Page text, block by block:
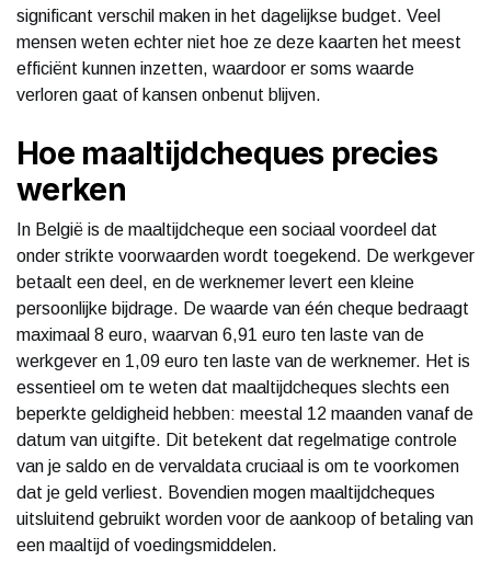
significant verschil maken in het dagelijkse budget. Veel
mensen weten echter niet hoe ze deze kaarten het meest
efficiënt kunnen inzetten, waardoor er soms waarde
verloren gaat of kansen onbenut blijven.
Hoe maaltijdcheques precies
werken
In België is de maaltijdcheque een sociaal voordeel dat
onder strikte voorwaarden wordt toegekend. De werkgever
betaalt een deel, en de werknemer levert een kleine
persoonlijke bijdrage. De waarde van één cheque bedraagt
maximaal 8 euro, waarvan 6,91 euro ten laste van de
werkgever en 1,09 euro ten laste van de werknemer. Het is
essentieel om te weten dat maaltijdcheques slechts een
beperkte geldigheid hebben: meestal 12 maanden vanaf de
datum van uitgifte. Dit betekent dat regelmatige controle
van je saldo en de vervaldata cruciaal is om te voorkomen
dat je geld verliest. Bovendien mogen maaltijdcheques
uitsluitend gebruikt worden voor de aankoop of betaling van
een maaltijd of voedingsmiddelen.